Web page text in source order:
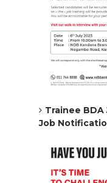
Trainee BDA
Job